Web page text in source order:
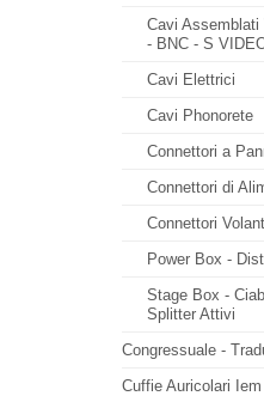
Cavi Assemblati
- BNC - S
Cavi Elettrici
Cavi Phonorete
Connettori a
Connettori di
Connettori
Power Box -
Stage Box -
Splitter Attivi
Congressuale -
Cuffie Auricolari